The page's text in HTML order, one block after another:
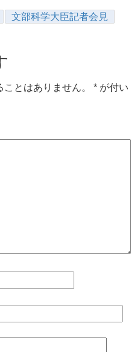
文部科学大臣記者会見
とはありません。 * が付い